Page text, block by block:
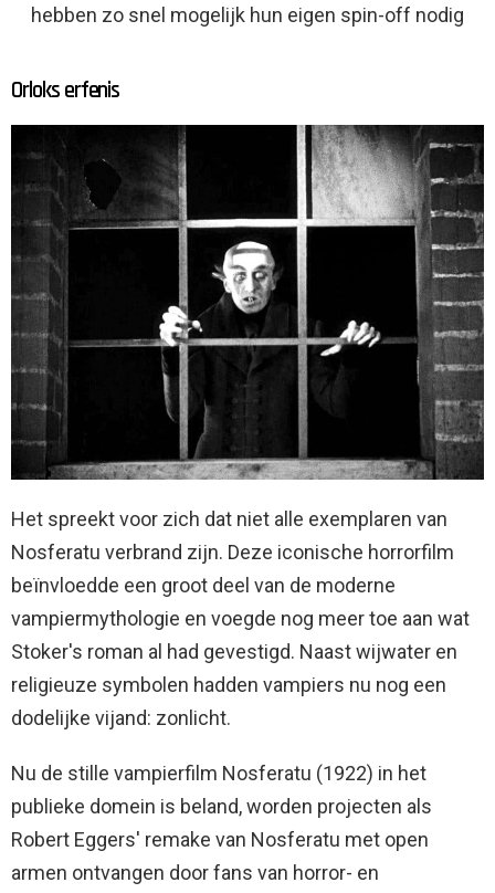
hebben zo snel mogelijk hun eigen spin-off nodig
Orloks erfenis
Het spreekt voor zich dat niet alle exemplaren van
Nosferatu verbrand zijn. Deze iconische horrorfilm
beïnvloedde een groot deel van de moderne
vampiermythologie en voegde nog meer toe aan wat
Stoker's roman al had gevestigd. Naast wijwater en
religieuze symbolen hadden vampiers nu nog een
dodelijke vijand: zonlicht.
Nu de stille vampierfilm Nosferatu (1922) in het
publieke domein is beland, worden projecten als
Robert Eggers' remake van Nosferatu met open
armen ontvangen door fans van horror- en